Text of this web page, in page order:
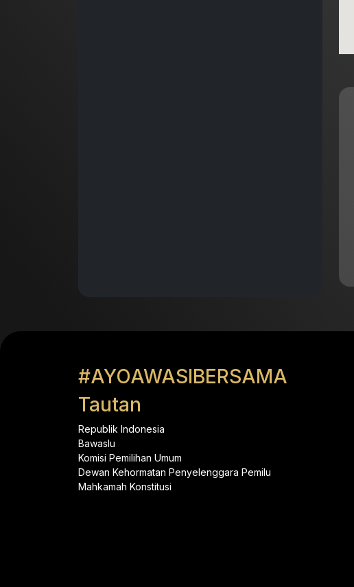
#AYOAWASIBERSAMA
Tautan
Republik Indonesia
Bawaslu
Komisi Pemilihan Umum
Dewan Kehormatan Penyelenggara Pemilu
Mahkamah Konstitusi